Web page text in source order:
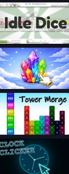
Idle Dice
Crystalia Idle Clicker
Tower Merge